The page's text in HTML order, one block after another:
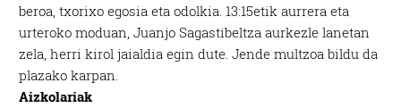
beroa, txorixo egosia eta odolkia. 13:15etik aurrera eta
urteroko moduan, Juanjo Sagastibeltza aurkezle lanetan
zela, herri kirol jaialdia egin dute. Jende multzoa bildu da
plazako karpan.
Aizkolariak